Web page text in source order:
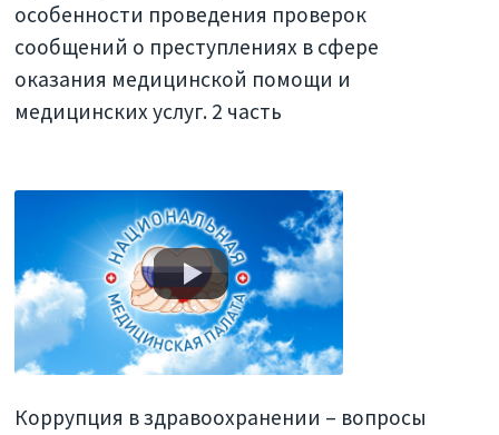
особенности проведения проверок
сообщений о преступлениях в сфере
оказания медицинской помощи и
медицинских услуг. 2 часть
Коррупция в здравоохранении – вопросы